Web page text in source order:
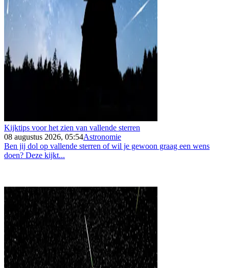
Kijktips voor het zien van vallende sterren
08 augustus 2026, 05:54Astronomie
Ben jij dol op vallende sterren of wil je gewoon graag een wens
doen? Deze kijkt...